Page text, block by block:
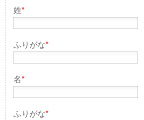
姓*
ふりがな*
名*
ふりがな*